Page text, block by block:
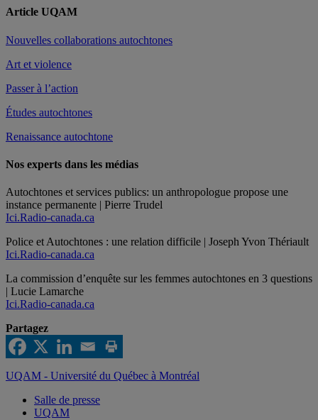
Article UQAM
Nouvelles collaborations autochtones
Art et violence
Passer à l’action
Études autochtones
Renaissance autochtone
Nos experts dans les médias
Autochtones et services publics: un anthropologue propose une
instance permanente | Pierre Trudel
Ici.Radio-canada.ca
Police et Autochtones : une relation difficile | Joseph Yvon Thériault
Ici.Radio-canada.ca
La commission d’enquête sur les femmes autochtones en 3 questions
| Lucie Lamarche
Ici.Radio-canada.ca
Partagez
UQAM - Université du Québec à Montréal
Salle de presse
UQAM